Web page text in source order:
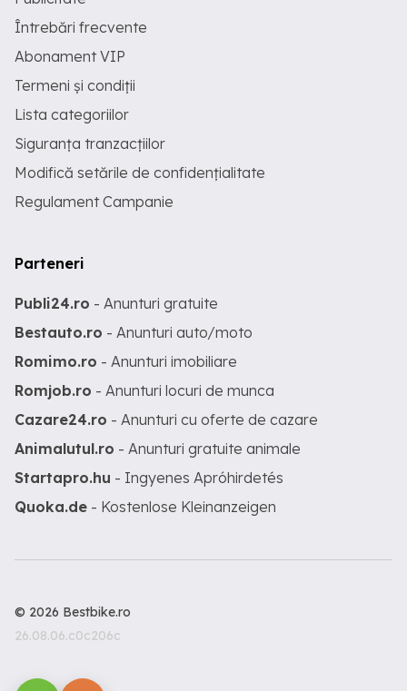
Întrebări frecvente
Abonament VIP
Termeni și condiții
Lista categoriilor
Siguranța tranzacțiilor
Modifică setările de confidențialitate
Regulament Campanie
Parteneri
Publi24.ro - Anunturi gratuite
Bestauto.ro - Anunturi auto/moto
Romimo.ro - Anunturi imobiliare
Romjob.ro - Anunturi locuri de munca
Cazare24.ro - Anunturi cu oferte de cazare
Animalutul.ro - Anunturi gratuite animale
Startapro.hu - Ingyenes Apróhirdetés
Quoka.de - Kostenlose Kleinanzeigen
© 2026 Bestbike.ro
26.08.06.c0c206c